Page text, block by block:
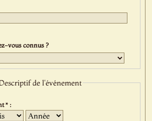
vous connus ?
de l'événement
* :
Année